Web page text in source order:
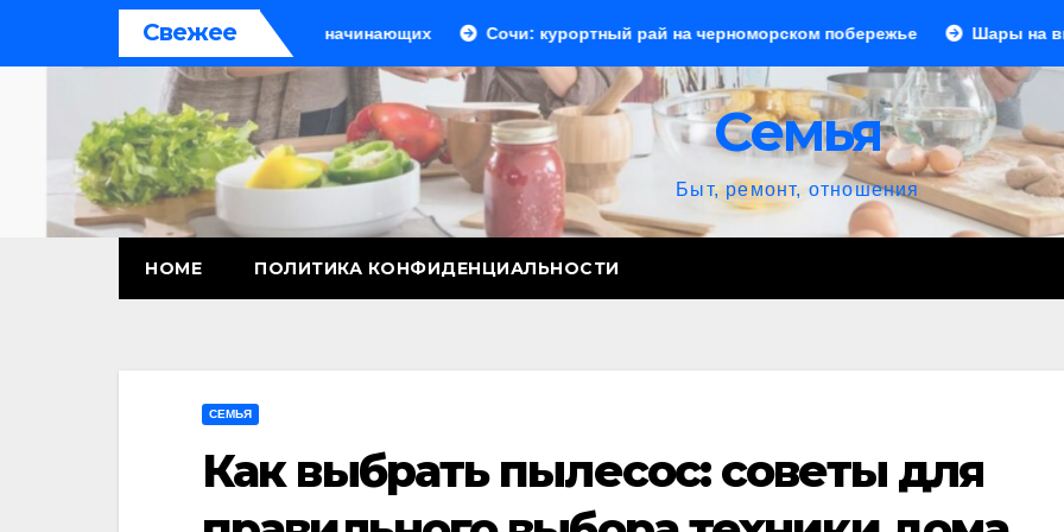
Свежее
руководство для начинающих Сочи: курортный рай на черноморском побережье Шары на выпускной:
Семья
Быт, ремонт, отношения
HOME ПОЛИТИКА КОНФИДЕНЦИАЛЬНОСТИ
СЕМЬЯ
Как выбрать пылесос: советы для